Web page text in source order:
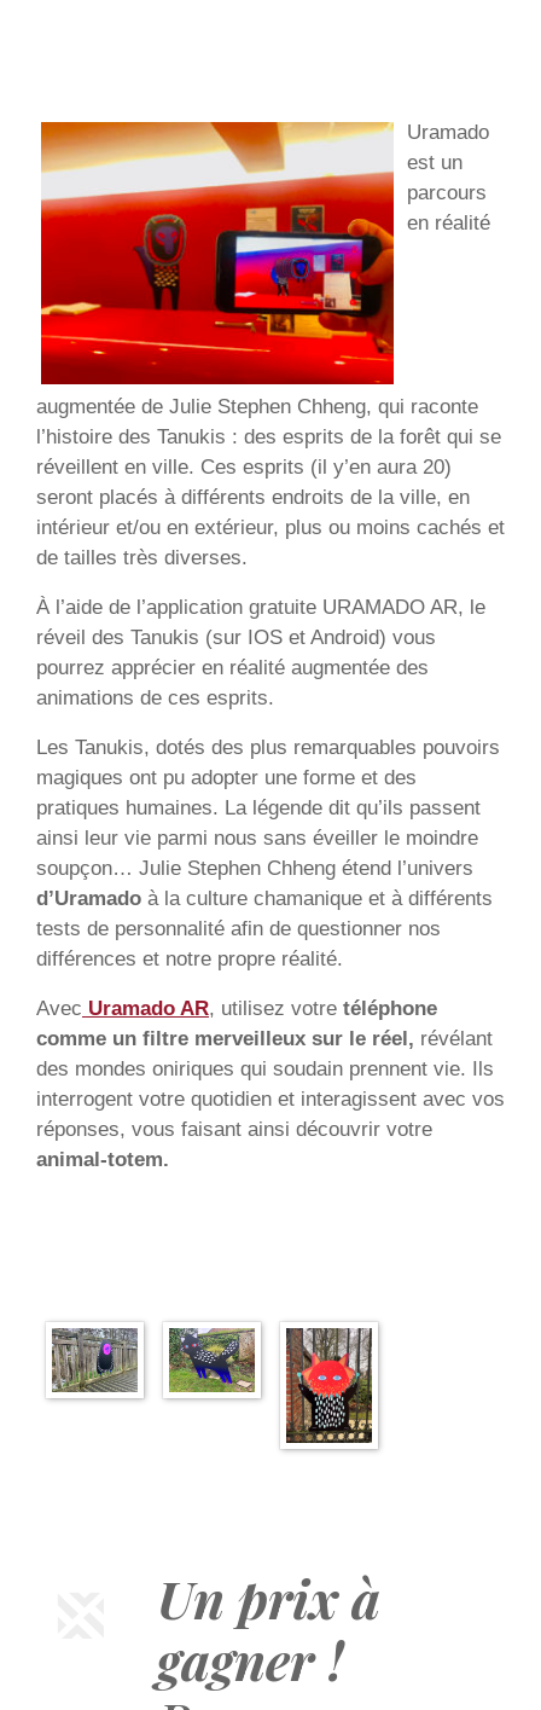
Uramado
est un
parcours
en réalité
augmentée de Julie Stephen Chheng, qui raconte
l’histoire des Tanukis : des esprits de la forêt qui se
réveillent en ville. Ces esprits (il y’en aura 20)
seront placés à différents endroits de la ville, en
intérieur et/ou en extérieur, plus ou moins cachés et
de tailles très diverses.
À l’aide de l’application gratuite URAMADO AR, le
réveil des Tanukis (sur IOS et Android) vous
pourrez apprécier en réalité augmentée des
animations de ces esprits.
Les Tanukis, dotés des plus remarquables pouvoirs
magiques ont pu adopter une forme et des
pratiques humaines. La légende dit qu’ils passent
ainsi leur vie parmi nous sans éveiller le moindre
soupçon… Julie Stephen Chheng étend l’univers
d’Uramado à la culture chamanique et à différents
tests de personnalité afin de questionner nos
différences et notre propre réalité.
Avec Uramado AR, utilisez votre téléphone
comme un filtre merveilleux sur le réel, révélant
des mondes oniriques qui soudain prennent vie. Ils
interrogent votre quotidien et interagissent avec vos
réponses, vous faisant ainsi découvrir votre
animal-totem.
Un prix à
gagner !